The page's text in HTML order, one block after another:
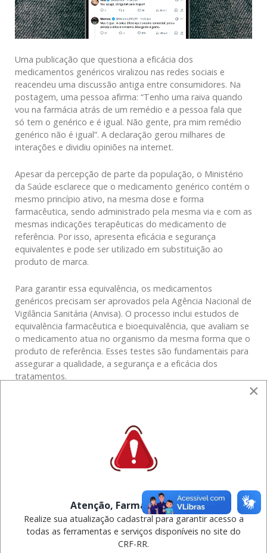
Uma publicação que questiona a eficácia dos
medicamentos genéricos viralizou nas redes sociais e
reacendeu uma discussão antiga entre consumidores. Na
postagem, uma pessoa afirma: “Tenho uma raiva quando
vou na farmácia atrás de um remédio e a pessoa fala que
só tem o genérico e é igual. Não gente, pra mim remédio
genérico não é igual”. A declaração gerou milhares de
interações e dividiu opiniões na internet.
Apesar da percepção de parte da população, o Ministério
da Saúde esclarece que o medicamento genérico contém o
mesmo princípio ativo, na mesma dose e forma
farmacêutica, sendo administrado pela mesma via e com as
mesmas indicações terapêuticas do medicamento de
referência. Por isso, apresenta eficácia e segurança
equivalentes e pode ser utilizado em substituição ao
produto de marca.
Para garantir essa equivalência, os medicamentos
genéricos precisam ser aprovados pela Agência Nacional de
Vigilância Sanitária (Anvisa). O processo inclui estudos de
equivalência farmacêutica e bioequivalência, que avaliam se
o medicamento atua no organismo da mesma forma que o
produto de referência. Esses testes são fundamentais para
assegurar a qualidade, a segurança e a eficácia dos
tratamentos.
responsável pela farmácia ou drogaria, conforme previsto
na legislação. Os genéricos são facilmente identificados
pela tarja amarela na embalagem, que traz a inscrição
“Medicamento Genérico”, além da frase “Medicamento
marca comercial, o nome exibido na embalagem é o do
princípio ativo.
Criados oficialmente no Brasil a partir da Lei nº 9.787, de
1999, os medicamentos genéricos ampliaram o acesso da
×
Atenção, Farmacêutico(a)!
Realize sua atualização cadastral para garantir acesso a
todas as ferramentas e serviços disponíveis no site do
CRF-RR.